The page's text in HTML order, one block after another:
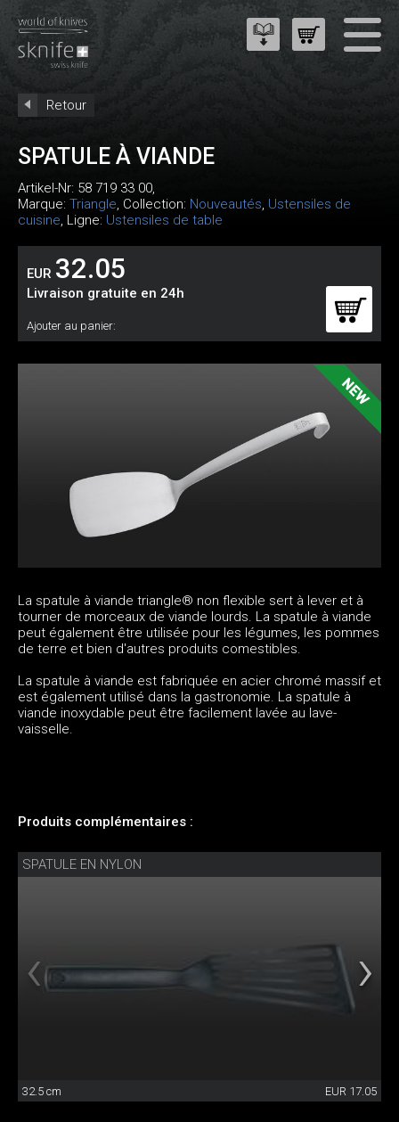
Retour
SPATULE À VIANDE
Artikel-Nr: 58 719 33 00,
Marque: Triangle, Collection: Nouveautés, Ustensiles de
cuisine, Ligne: Ustensiles de table
EUR 32.05
Livraison gratuite en 24h
Ajouter au panier:
La spatule à viande triangle® non flexible sert à lever et à
tourner de morceaux de viande lourds. La spatule à viande
peut également être utilisée pour les légumes, les pommes
de terre et bien d'autres produits comestibles.
La spatule à viande est fabriquée en acier chromé massif et
est également utilisé dans la gastronomie. La spatule à
viande inoxydable peut être facilement lavée au lave-
vaisselle.
Produits complémentaires :
SPATULE EN NYLON
32.5 cm EUR 17.05